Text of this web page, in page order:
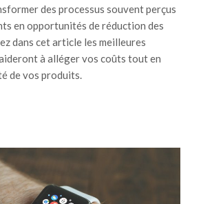
des processus souvent perçus
en opportunités de réduction des
dans cet article les meilleures
à alléger vos coûts tout en
de vos produits.